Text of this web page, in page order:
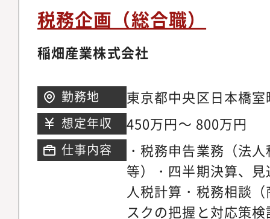
税務企画（総合職）
稲畑産業株式会社
勤務地 東京都中央区日本橋
想定年収 450万円～ 800万円
仕事内容
・税務申告業務（法
等）・四半期決算、
人税計算・税務相談
スクの把握と対応策